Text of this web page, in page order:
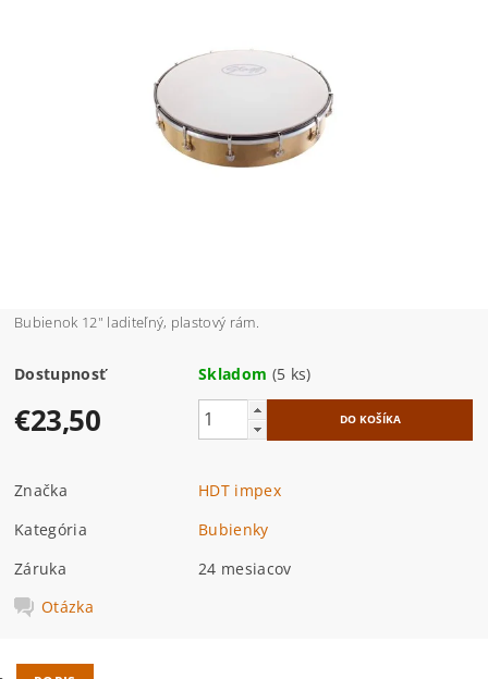
Bubienok 12" laditeľný, plastový rám.
Dostupnosť Skladom (5 ks)
€23,50
Značka
HDT impex
Kategória
Bubienky
Záruka
24 mesiacov
Otázka